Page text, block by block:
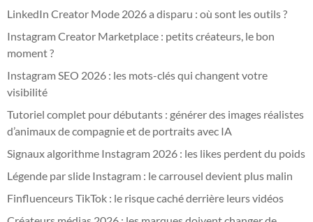
LinkedIn Creator Mode 2026 a disparu : où sont les outils ?
Instagram Creator Marketplace : petits créateurs, le bon
moment ?
Instagram SEO 2026 : les mots-clés qui changent votre
visibilité
Tutoriel complet pour débutants : générer des images réalistes
d’animaux de compagnie et de portraits avec IA
Signaux algorithme Instagram 2026 : les likes perdent du poids
Légende par slide Instagram : le carrousel devient plus malin
Finfluenceurs TikTok : le risque caché derrière leurs vidéos